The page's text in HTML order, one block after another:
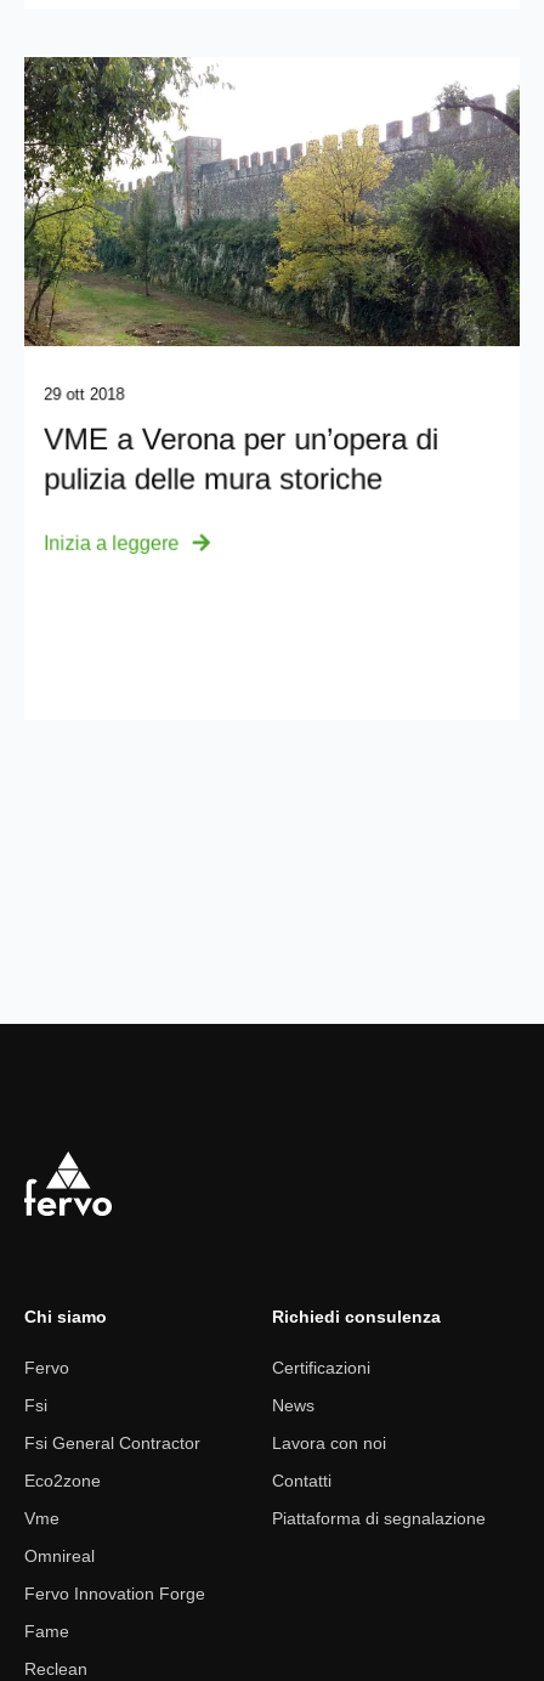
29 ott 2018
VME a Verona per un’opera di
pulizia delle mura storiche
Inizia a leggere
Chi siamo
Fervo
Fsi
Fsi General Contractor
Eco2zone
Vme
Omnireal
Fervo Innovation Forge
Fame
Reclean
Richiedi consulenza
Certificazioni
News
Lavora con noi
Contatti
Piattaforma di segnalazione